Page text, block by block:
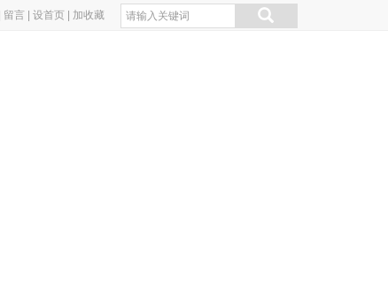
留言 设首页 加收藏